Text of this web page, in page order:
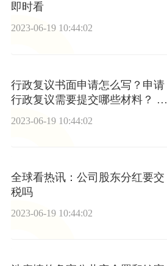
即时看
2023-06-19 10:44:02
行政复议书面申请怎么写？申请
行政复议需要提交哪些材料？ 天
2023-06-19 10:44:02
全球看热讯：公司股东分红要交
税吗
2023-06-19 10:44:02